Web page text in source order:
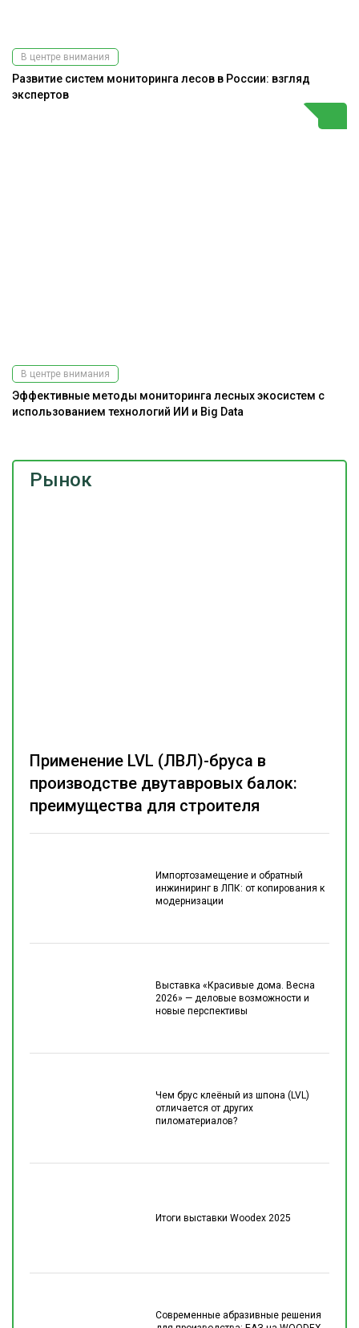
Рынок
Импортозамещение и обратный
инжиниринг в ЛПК: от копирования к
модернизации
Выставка «Красивые дома. Весна
2026» — деловые возможности и
новые перспективы
Чем брус клеёный из шпона (LVL)
отличается от других
пиломатериалов?
Итоги выставки Woodex 2025
Современные абразивные решения
Применение LVL (ЛВЛ)-бруса в
производстве двутавровых балок:
преимущества для строителя
В центре внимания
Развитие систем мониторинга лесов в России: взгляд
экспертов
В центре внимания
Эффективные методы мониторинга лесных экосистем с
использованием технологий ИИ и Big Data